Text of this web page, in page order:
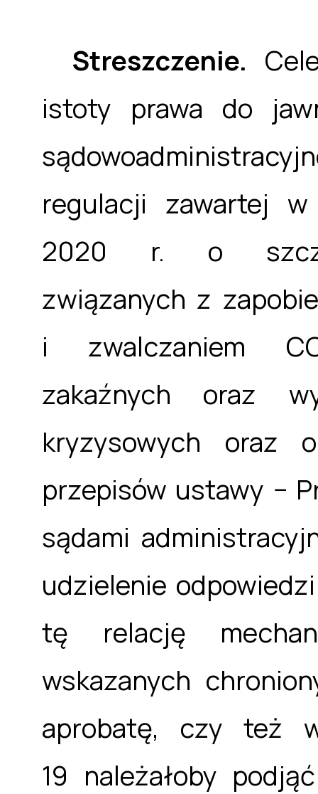
Streszczenie.
istoty prawa do
regulacji zawartej
2020 r. o
związanych z
i zwalczaniem
zakaźnych oraz
kryzysowych oraz
przepisów ustawy −
sądami
udzielenie
tę relację
wskazanych
aprobatę, czy też
19 należałoby